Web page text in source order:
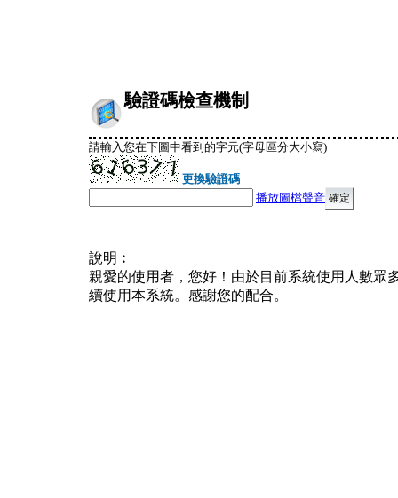
驗證碼檢查機制
請輸入您在下圖中看到的字元(字母區分大小寫)
更換驗證碼
播放圖檔聲音
說明︰
親愛的使用者，您好！由於目前系統使用人數眾
續使用本系統。感謝您的配合。